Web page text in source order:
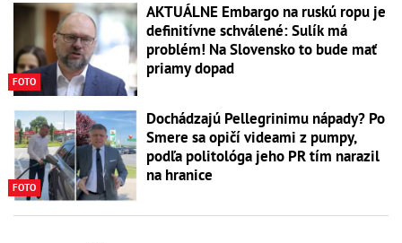
FOTO
AKTUÁLNE Embargo na ruskú ropu je
definitívne schválené: Sulík má
problém! Na Slovensko to bude mať
priamy dopad
FOTO
Dochádzajú Pellegrinimu nápady? Po
Smere sa opičí videami z pumpy,
podľa politológa jeho PR tím narazil
na hranice